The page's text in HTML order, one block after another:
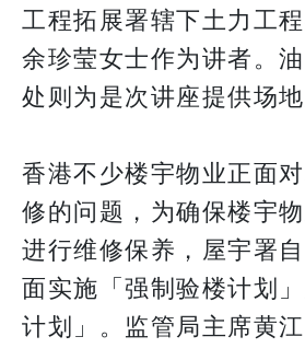
工程拓展署辖下土力工
余珍莹女士作为讲者。
处则为是次讲座提供场地
香港不少楼宇物业正面
修的问题，为确保楼宇
进行维修保养，屋宇署
面实施「强制验楼计划
计划」。监管局主席黄